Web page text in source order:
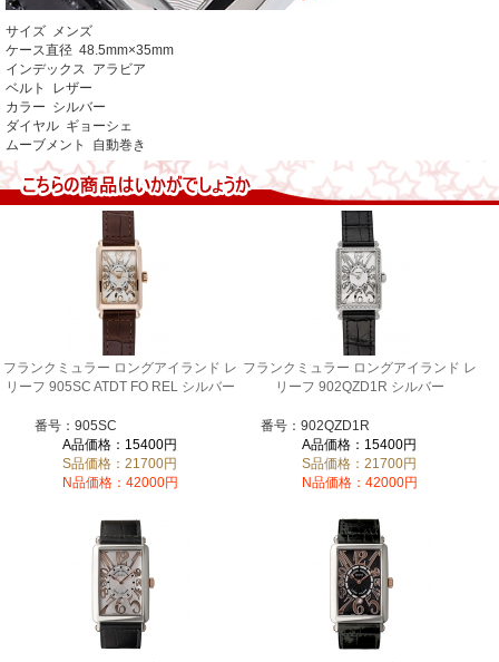
サイズ メンズ
ケース直径 48.5mm×35mm
インデックス アラビア
ベルト レザー
カラー シルバー
ダイヤル ギョーシェ
ムーブメント 自動巻き
フランクミュラー ロングアイランド レ
リーフ 905SC ATDT FO REL シルバー
番号：905SC
A品価格：15400円
S品価格：21700円
N品価格：42000円
フランクミュラー ロングアイランド レ
リーフ 902QZD1R シルバー
番号：902QZD1R
A品価格：15400円
S品価格：21700円
N品価格：42000円